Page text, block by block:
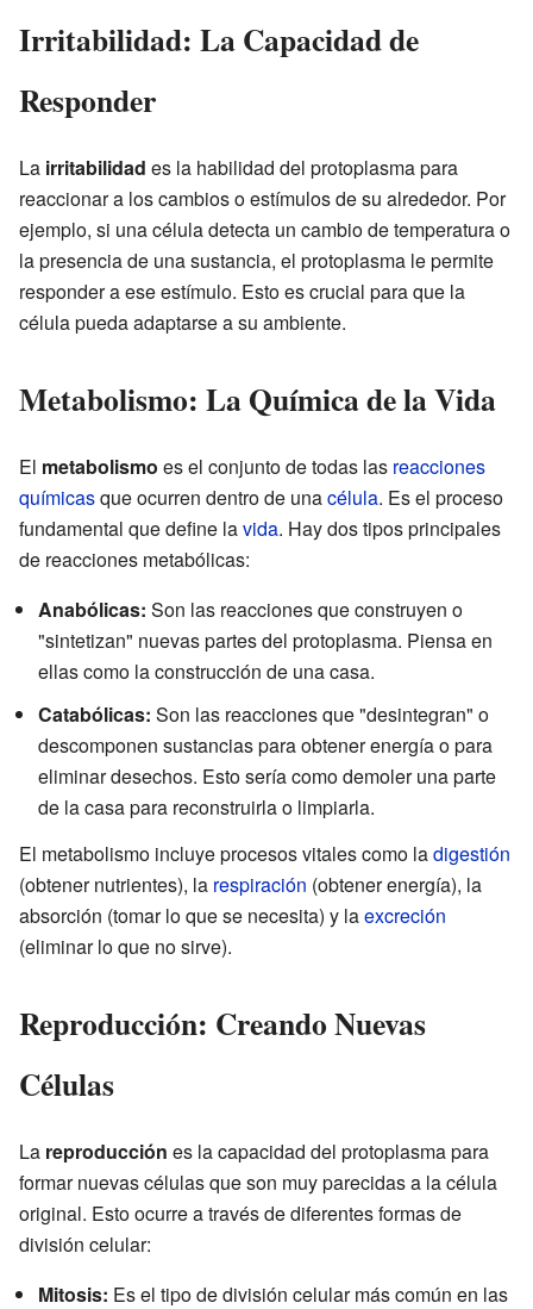
Irritabilidad: La Capacidad de
Responder
La irritabilidad es la habilidad del protoplasma para
reaccionar a los cambios o estímulos de su alrededor. Por
ejemplo, si una célula detecta un cambio de temperatura o
la presencia de una sustancia, el protoplasma le permite
responder a ese estímulo. Esto es crucial para que la
célula pueda adaptarse a su ambiente.
Metabolismo: La Química de la Vida
El metabolismo es el conjunto de todas las reacciones
químicasque ocurren dentro de unacélula. Es el proceso
fundamental que define lavida. Hay dos tipos principales
de reacciones metabólicas:
Anabólicas: Son las reacciones que construyen o
"sintetizan" nuevas partes del protoplasma. Piensa en
ellas como la construcción de una casa.
Catabólicas: Son las reacciones que "desintegran" o
descomponen sustancias para obtener energía o para
eliminar desechos. Esto sería como demoler una parte
de la casa para reconstruirla o limpiarla.
El metabolismo incluye procesos vitales como ladigestión
(obtener nutrientes), la respiración (obtener energía), la
absorción (tomar lo que se necesita) y laexcreción
(eliminar lo que no sirve).
Reproducción: Creando Nuevas
Células
La reproducción es la capacidad del protoplasma para
formar nuevas células que son muy parecidas a la célula
original. Esto ocurre a través de diferentes formas de
división celular:
Mitosis: Es el tipo de división celular más común en las